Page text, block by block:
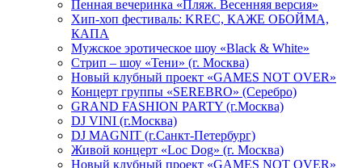
Пенная вечеринка «Пляж. Весенняя версия»
Хип-хоп фестиваль: KREC, КАЖЕ ОБОЙМА,
КАПА
Мужское эротическое шоу «Black & White»
Стрип – шоу «Тени» (г. Москва)
Новый клубный проект «GAMES NOT OVER»
Концерт группы «SEREBRO» (Серебро)
GRAND FASHION PARTY (г.Москва)
DJ VINI (г.Москва)
DJ MAGNIT (г.Санкт-Петербург)
Живой концерт «Loc Dog» (г. Москва)
Новый клубный проект «GAMES NOT OVER»